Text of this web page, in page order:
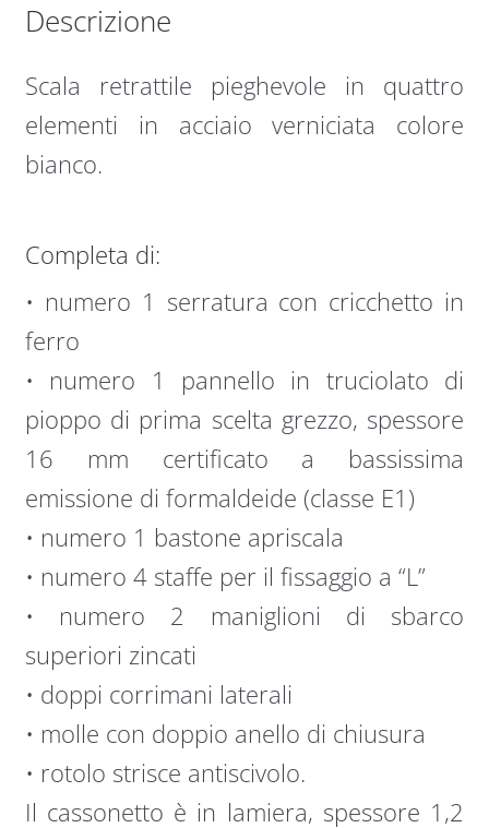
Descrizione
Scala retrattile pieghevole in quattro
elementi in acciaio verniciata colore
bianco.
Completa di:
• numero 1 serratura con cricchetto in
ferro
• numero 1 pannello in truciolato di
pioppo di prima scelta grezzo, spessore
16 mm certificato a bassissima
emissione di formaldeide (classe E1)
• numero 1 bastone apriscala
• numero 4 staffe per il fissaggio a “L”
• numero 2 maniglioni di sbarco
superiori zincati
• doppi corrimani laterali
• molle con doppio anello di chiusura
• rotolo strisce antiscivolo.
Il cassonetto è in lamiera, spessore 1,2